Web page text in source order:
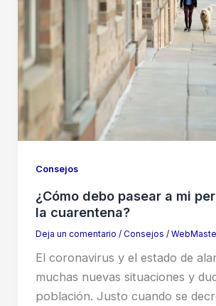
Consejos
¿Cómo debo pasear a mi
la cuarentena?
Deja un comentario / Consejos /
El coronavirus y el estado de
muchas nuevas situaciones y
población. Justo cuando se